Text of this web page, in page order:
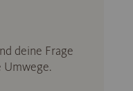
deine Frage
Umwege.